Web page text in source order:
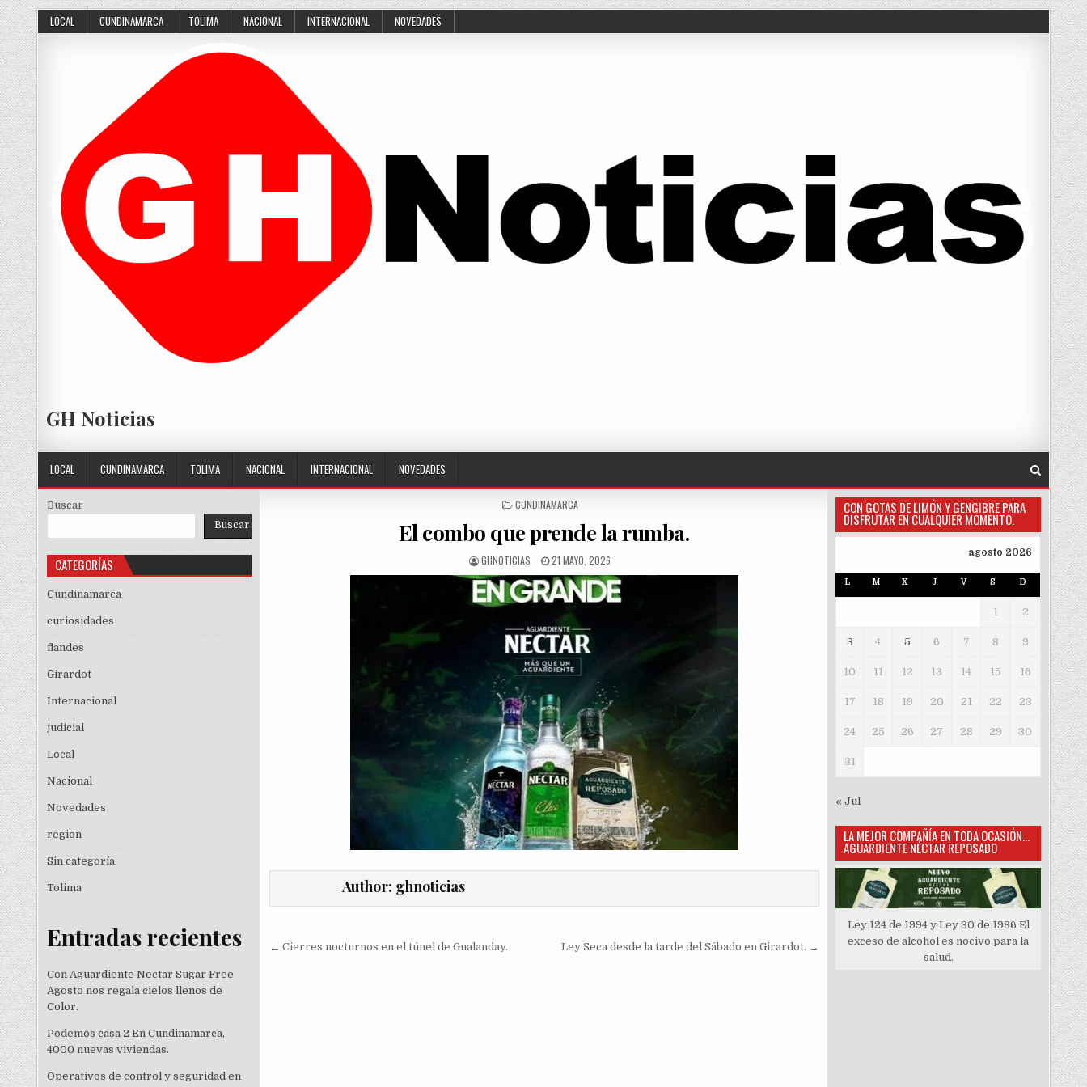
Skip
to
content
LOCAL CUNDINAMARCA TOLIMA NACIONAL INTERNACIONAL NOVEDADES
GH Noticias
LOCAL CUNDINAMARCA TOLIMA NACIONAL INTERNACIONAL NOVEDADES
POSTED
CUNDINAMARCA
El combo que prende la rumba.
AUTHOR:
GHNOTICIAS
PUBLISHED
DATE:
21 MAYO, 2026
Author: ghnoticias
Navegación
← Cierres nocturnos en el túnel de Gualanday. Ley Seca desde la tarde del Sábado en Girardot. →
Buscar
Buscar
CATEGORÍAS
Cundinamarca
curiosidades
flandes
Girardot
Internacional
judicial
Local
Nacional
Novedades
region
Sin categoría
Tolima
Entradas recientes
Con Aguardiente Nectar Sugar Free
Agosto nos regala cielos llenos de
Color.
Podemos casa 2 En Cundinamarca,
4000 nuevas viviendas.
Operativos de control y seguridad en
CON GOTAS DE LIMÓN Y GENGIBRE PARA
DISFRUTAR EN CUALQUIER MOMENTO.
agosto 2026
L M X J V S D
1 2
3 4 5 6 7 8 9
10 11 12 13 14 15 16
17 18 19 20 21 22 23
24 25 26 27 28 29 30
31
« Jul
LA MEJOR COMPAÑÍA EN TODA OCASIÓN…
AGUARDIENTE NÉCTAR REPOSADO
Ley 124 de 1994 y Ley 30 de 1986 El
exceso de alcohol es nocivo para la
salud.